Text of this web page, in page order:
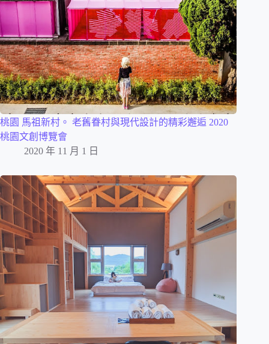
桃園 馬祖新村。 老舊眷村與現代設計的精彩邂逅 2020
桃園文創博覽會
2020 年 11 月 1 日